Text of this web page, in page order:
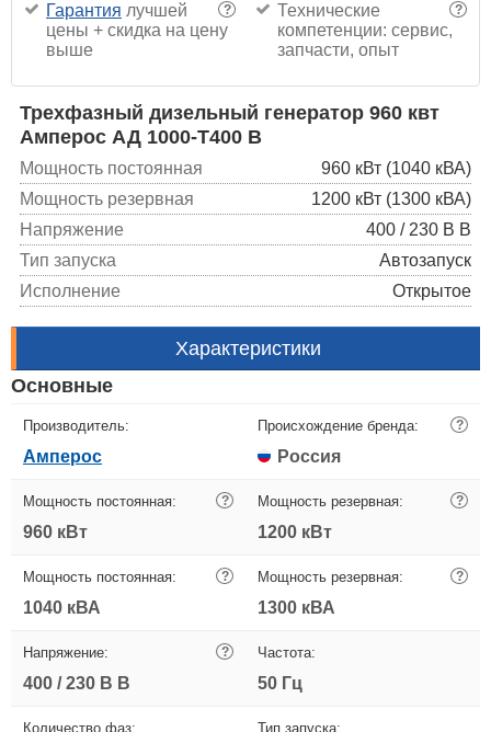
?
Гарантия лучшей
цены + скидка на цену
выше
?
Технические
компетенции: сервис,
запчасти, опыт
Трехфазный дизельный генератор 960 квт
Амперос АД 1000-Т400 B
Мощность постоянная
960 кВт (1040 кВА)
Мощность резервная
1200 кВт (1300 кВА)
Напряжение
400 / 230 В В
Тип запуска
Автозапуск
Исполнение
Открытое
Характеристики
Основные
Производитель:
Амперос
Происхождение бренда: ?
Россия
Мощность постоянная: ?
960 кВт
Мощность резервная: ?
1200 кВт
Мощность постоянная: ?
1040 кВА
Мощность резервная: ?
1300 кВА
Напряжение: ?
400 / 230 В В
Частота:
50 Гц
Количество фаз: Тип запуска: